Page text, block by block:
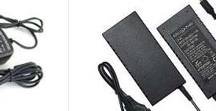
Купить в 1 клик К
В избранное В